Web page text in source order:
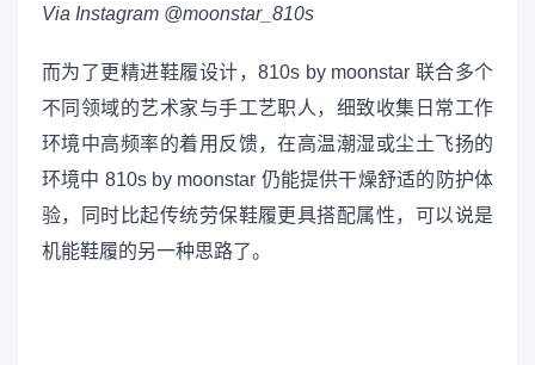
Via Instagram @moonstar_810s
而为了更精进鞋履设计，810s by moonstar 联合多个
不同领域的艺术家与手工艺职人，细致收集日常工作
环境中高频率的着用反馈，在高温潮湿或尘土飞扬的
环境中 810s by moonstar 仍能提供干燥舒适的防护体
验，同时比起传统劳保鞋履更具搭配属性，可以说是
机能鞋履的另一种思路了。